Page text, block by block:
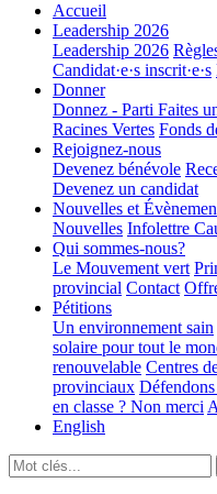
Accueil
Leadership 2026
Leadership 2026
Candidat·e·s inscrit·e·s
Donner
Donnez - Parti Faites
Racines Vertes Fonds
Rejoignez-nous
Devenez bénévole
Devenez un candidat
Nouvelles et
Nouvelles Infolettre
Qui sommes-nous?
Le Mouvement vert
provincial Contact
Pétitions
Un environnement sain
solaire pour tout le
renouvelable Centres
provinciaux
en classe ? Non merci
English